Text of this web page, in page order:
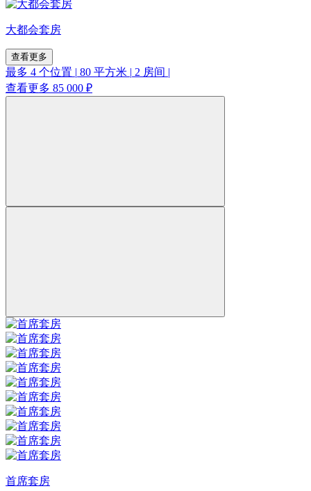
大都会套房
查看更多
最多 4 个位置 | 80 平方米 | 2 房间 |
查看更多 85 000 ₽
首席套房